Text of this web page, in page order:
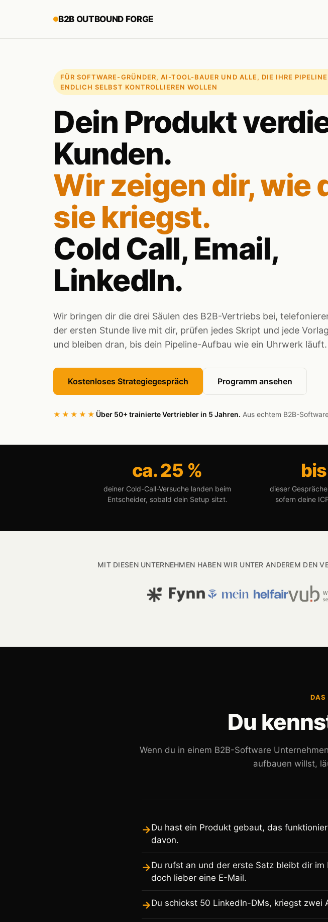
B2B OUTBOUND FORGE
FÜR SOFTWARE-GRÜNDER, AI-TOOL-BAUER UND ALLE, DIE IHRE PIPELINE
ENDLICH SELBST KONTROLLIEREN WOLLEN
Dein Produkt
Kunden.
Wir zeigen dir, wie
sie kriegst.
Cold Call, Email,
LinkedIn.
Wir bringen dir die drei Säulen des B2B-Vertriebs bei,
der ersten Stunde live mit dir, prüfen jedes Skript und jede
und bleiben dran, bis dein Pipeline-Aufbau wie ein Uhrwerk läuft.
Kostenloses Strategiegespräch Programm ansehen
★★★★★ Über 50+ trainierte Vertriebler in 5 Jahren. Aus echtem B2B-
ca. 25 %
deiner Cold-Call-Versuche landen beim
Entscheider, sobald dein Setup sitzt.
dieser
sofern deine
MIT DIESEN UNTERNEHMEN HABEN WIR UNTER ANDEREM DEN
DAS
Du
Wenn du in einem B2B-Software
aufbauen willst,
→Du hast ein Produkt gebaut, das
davon.
→Du rufst an und der erste Satz bleibt dir
doch lieber eine E-Mail.
→Du schickst 50 LinkedIn-DMs, kriegst